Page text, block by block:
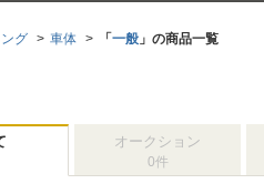
グ 車体 「 一般 」の商品一覧
オークション
0件